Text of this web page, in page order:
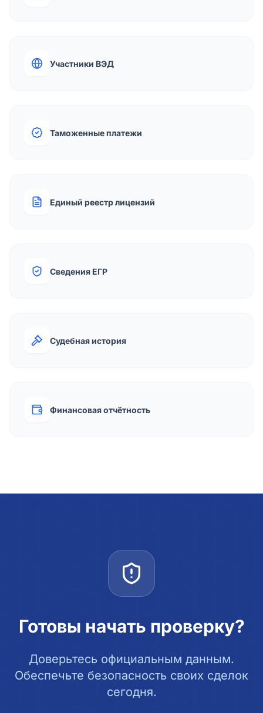
Участники ВЭД
Таможенные платежи
Единый реестр лицензий
Сведения ЕГР
Судебная история
Финансовая отчётность
Готовы начать проверку?
Доверьтесь официальным данным.
Обеспечьте безопасность своих сделок
сегодня.